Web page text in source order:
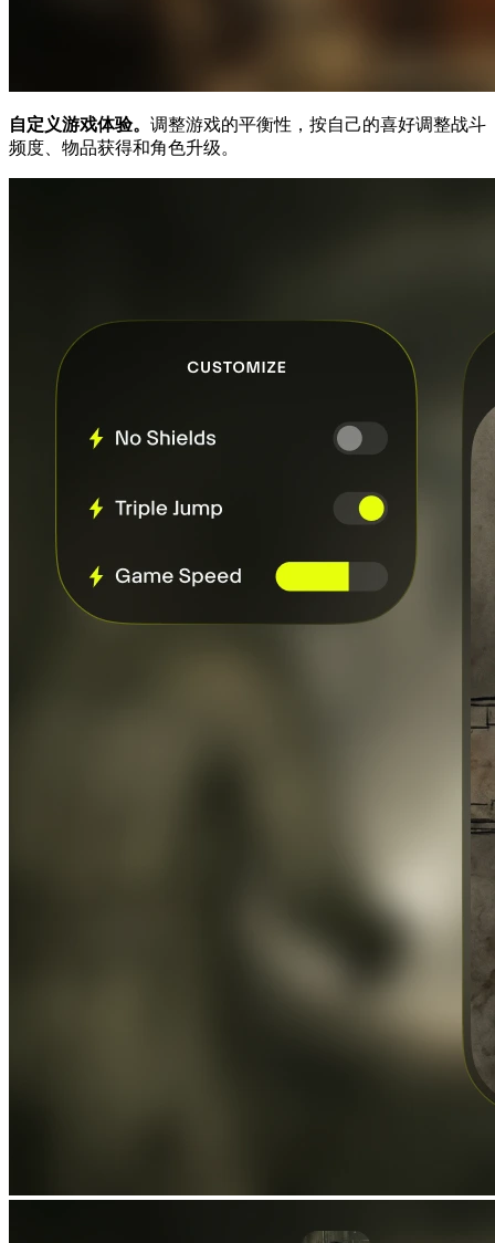
自定义游戏体验。 调整游戏的平衡性，按自己的喜好调整战斗
频度、物品获得和角色升级。